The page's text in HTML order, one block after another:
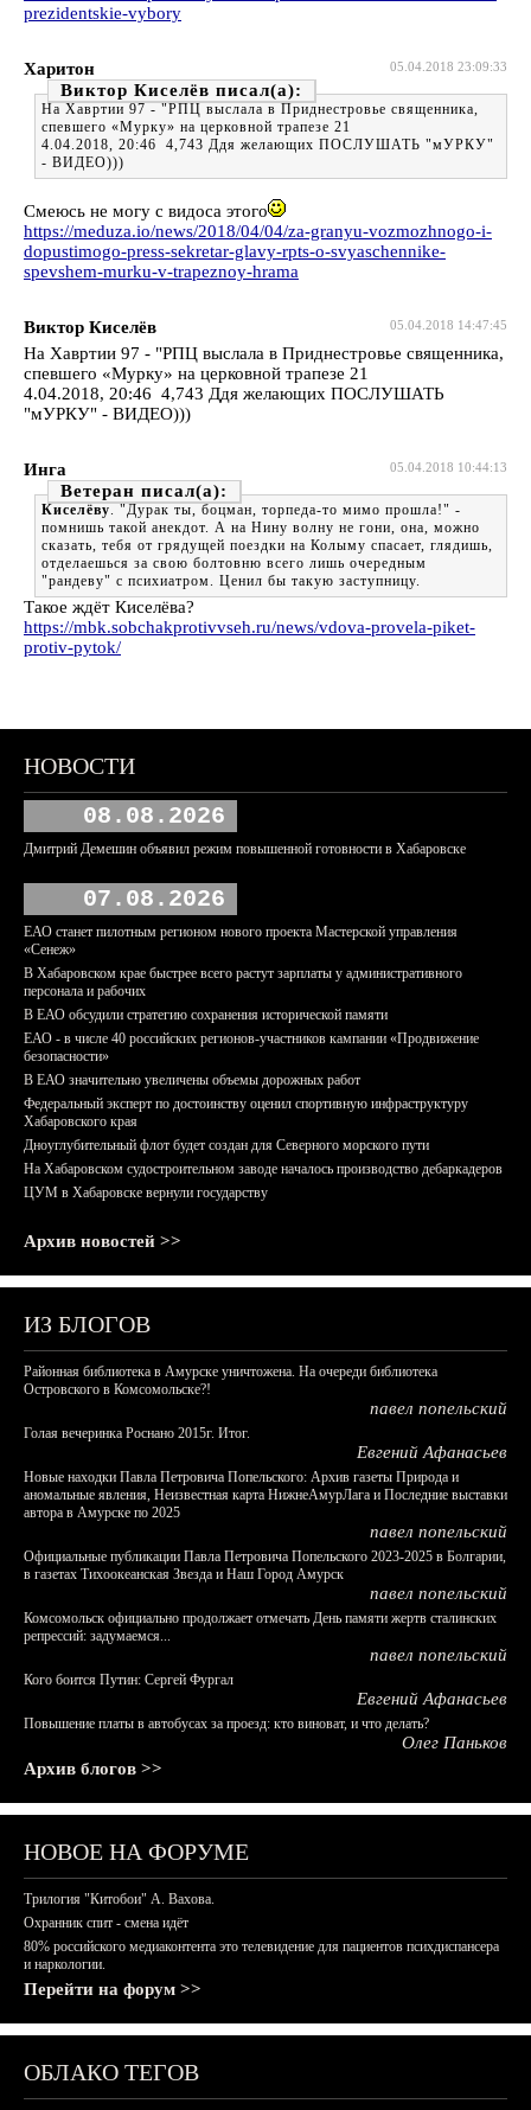
prezidentskie-vybory
05.04.2018 23:09:33
Харитон
Виктор Киселёв
На Хавртии 97 - "РПЦ выслала в Приднестровье священника,
спевшего «Мурку» на церковной трапезе 21
4.04.2018, 20:46 4,743 Ддя желающих ПОСЛУШАТЬ "мУРКУ"
- ВИДЕО)))
Смеюсь не могу с видоса этого
https://meduza.io/news/2018/04/04/za-granyu-vozmozhnogo-i-
dopustimogo-press-sekretar-glavy-rpts-o-svyaschennike-
spevshem-murku-v-trapeznoy-hrama
05.04.2018 14:47:45
Виктор Киселёв
На Хавртии 97 - "РПЦ выслала в Приднестровье священника,
спевшего «Мурку» на церковной трапезе 21
4.04.2018, 20:46 4,743 Ддя желающих ПОСЛУШАТЬ
"мУРКУ" - ВИДЕО)))
05.04.2018 10:44:13
Инга
Ветеран
Киселёву. "Дурак ты, боцман, торпеда-то мимо прошла!" -
помнишь такой анекдот. А на Нину волну не гони, она, можно
сказать, тебя от грядущей поездки на Колыму спасает, глядишь,
отделаешься за свою болтовню всего лишь очередным
"рандеву" с психиатром. Ценил бы такую заступницу.
Такое ждёт Киселёва?
https://mbk.sobchakprotivvseh.ru/news/vdova-provela-piket-
protiv-pytok/
НОВОСТИ
08.08.2026
Дмитрий Демешин объявил режим повышенной готовности в Хабаровске
07.08.2026
ЕАО станет пилотным регионом нового проекта Мастерской управления
«Сенеж»
В Хабаровском крае быстрее всего растут зарплаты у административного
персонала и рабочих
В ЕАО обсудили стратегию сохранения исторической памяти
ЕАО - в числе 40 российских регионов-участников кампании «Продвижение
безопасности»
В ЕАО значительно увеличены объемы дорожных работ
Федеральный эксперт по достоинству оценил спортивную инфраструктуру
Хабаровского края
Дноуглубительный флот будет создан для Северного морского пути
На Хабаровском судостроительном заводе началось производство дебаркадеров
ЦУМ в Хабаровске вернули государству
Архив новостей >>
ИЗ БЛОГОВ
Районная библиотека в Амурске уничтожена. На очереди библиотека
Островского в Комсомольске?!
павел попельский
Голая вечеринка Роснано 2015г. Итог.
Евгений Афанасьев
Новые находки Павла Петровича Попельского: Архив газеты Природа и
аномальные явления, Неизвестная карта НижнеАмурЛага и Последние выставки
автора в Амурске по 2025
павел попельский
Официальные публикации Павла Петровича Попельского 2023-2025 в Болгарии,
в газетах Тихоокеанская Звезда и Наш Город Амурск
павел попельский
Комсомольск официально продолжает отмечать День памяти жертв сталинских
репрессий: задумаемся...
павел попельский
Кого боится Путин: Сергей Фургал
Евгений Афанасьев
Повышение платы в автобусах за проезд: кто виноват, и что делать?
Олег Паньков
Архив блогов >>
НОВОЕ НА ФОРУМЕ
Трилогия "Китобои" А. Вахова.
Охранник спит - смена идёт
80% российского медиаконтента это телевидение для пациентов психдиспансера
и наркологии.
Перейти на форум >>
ОБЛАКО ТЕГОВ